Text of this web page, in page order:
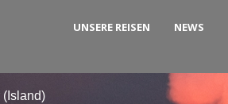
UNSERE REISEN NEWS